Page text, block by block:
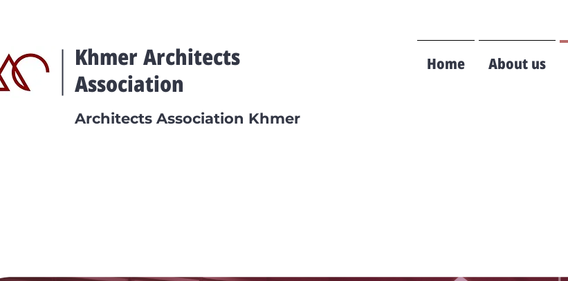
Khmer Architects
Association
Home About us
Architects Association Khmer